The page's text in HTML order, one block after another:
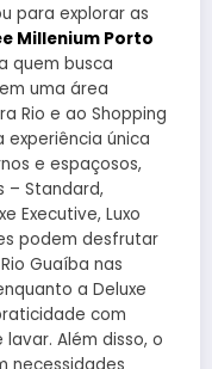
para explorar as
Millenium Porto
quem busca
uma área
Rio e ao Shopping
experiência única
e espaçosos,
– Standard,
Executive, Luxo
podem desfrutar
Guaíba nas
a Deluxe
com
Além disso, o
necessidades